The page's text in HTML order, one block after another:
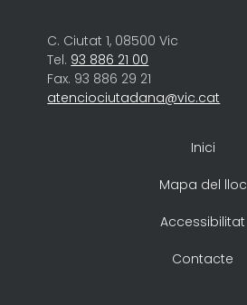
C. Ciutat 1, 08500 Vic
Tel. 93 886 21 00
Fax. 93 886 29 21
atenciociutadana@vic.cat
Inici
Mapa del lloc
Accessibilitat
Contacte